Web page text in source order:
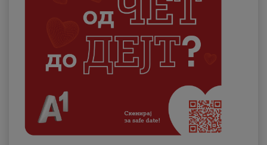
Деловни
Поддршка
Надополни кредит
Плати сметка